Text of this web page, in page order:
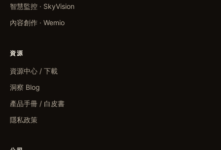
智慧監控 · SkyVision
內容創作 · Wemio
資源
資源中心 / 下載
洞察 Blog
產品手冊 / 白皮書
隱私政策